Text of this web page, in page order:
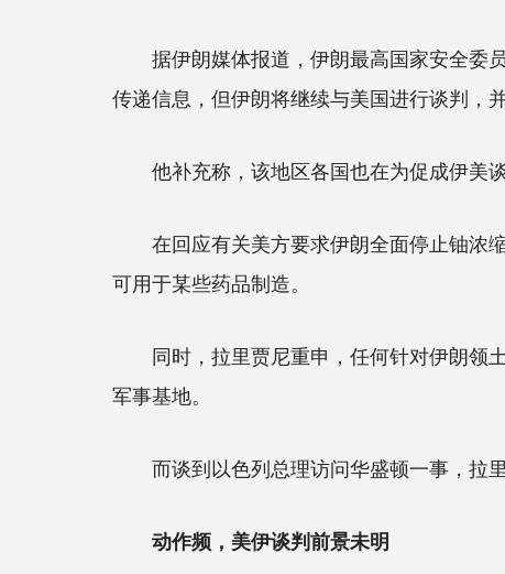
据伊朗媒体报道，伊朗最高国家安全委员
传递信息，但伊朗将继续与美国进行谈判，
他补充称，该地区各国也在为促成伊美谈
在回应有关美方要求伊朗全面停止铀浓缩
可用于某些药品制造。
同时，拉里贾尼重申，任何针对伊朗领土
军事基地。
而谈到以色列总理访问华盛顿一事，拉里
动作频，美伊谈判前景未明